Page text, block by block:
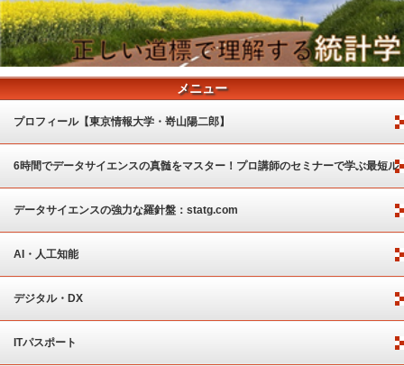
メニュー
プロフィール【東京情報大学・嵜山陽二郎】
6時間でデータサイエンスの真髄をマスター！プロ講師のセミナーで学ぶ最短ル
ート
データサイエンスの強力な羅針盤：statg.com
AI・人工知能
デジタル・DX
ITパスポート